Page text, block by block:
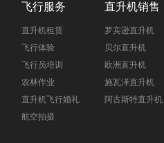
飞行服务
直升机租赁
飞行体验
飞行员培训
农林作业
直升机飞行婚礼
航空拍摄
直升机销售
罗宾逊直升机
贝尔直升机
欧洲直升机
施瓦泽直升机
阿古斯特直升机